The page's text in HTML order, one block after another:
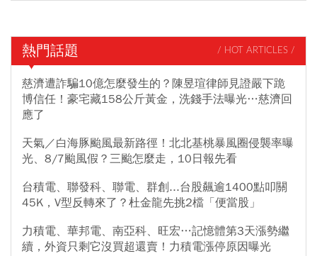
熱門話題 / HOT ARTICLES /
慈濟遭詐騙10億怎麼發生的？陳昱瑄律師見證嚴下跪
博信任！豪宅藏158公斤黃金，洗錢手法曝光…慈濟回
應了
天氣／白海豚颱風最新路徑！北北基桃暴風圈侵襲率曝
光、8/7颱風假？三颱怎麼走，10日報先看
台積電、聯發科、聯電、群創...台股飆逾1400點叩關
45K，V型反轉來了？杜金龍先挑2檔「便當股」
力積電、華邦電、南亞科、旺宏…記憶體第3天漲勢繼
續，外資只剩它沒買超還賣！力積電漲停原因曝光